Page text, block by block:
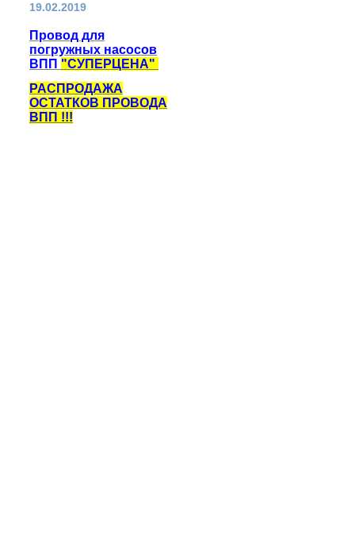
19.02.2019
Провод для
погружных насосов
ВПП "СУПЕРЦЕНА"
РАСПРОДАЖА
ОСТАТКОВ ПРОВОДА
ВПП !!!